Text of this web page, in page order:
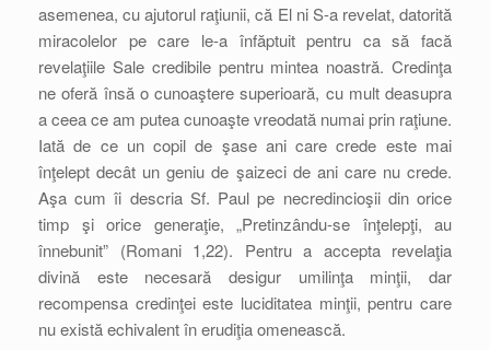
asemenea, cu ajutorul raţiunii, că El ni S-a revelat, datorită
miracolelor pe care le-a înfăptuit pentru ca să facă
revelaţiile Sale credibile pentru mintea noastră. Credinţa
ne oferă însă o cunoaştere superioară, cu mult deasupra
a ceea ce am putea cunoaşte vreodată numai prin raţiune.
Iată de ce un copil de şase ani care crede este mai
înţelept decât un geniu de şaizeci de ani care nu crede.
Aşa cum îi descria Sf. Paul pe necredincioşii din orice
timp şi orice generaţie, „Pretinzându-se înţelepţi, au
înnebunit” (Romani 1,22). Pentru a accepta revelaţia
divină este necesară desigur umilinţa minţii, dar
recompensa credinţei este luciditatea minţii, pentru care
nu există echivalent în erudiţia omenească.